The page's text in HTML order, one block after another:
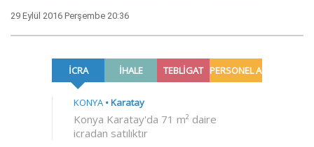
29 Eylül 2016 Perşembe 20:36